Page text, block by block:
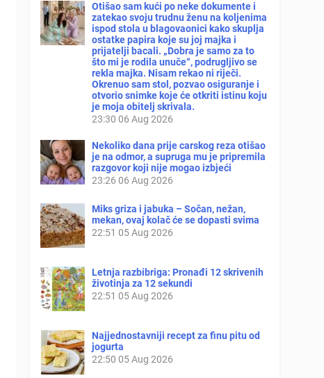
Otišao sam kući po neke dokumente i
zatekao svoju trudnu ženu na koljenima
ispod stola u blagovaonici kako skuplja
ostatke papira koje su joj majka i
prijatelji bacali. „Dobra je samo za to
što mi je rodila unuče“, podrugljivo se
rekla majka. Nisam rekao ni riječi.
Okrenuo sam stol, pozvao osiguranje i
otvorio snimke koje će otkriti istinu koju
je moja obitelj skrivala.
23:30 06 Aug 2026
Nekoliko dana prije carskog reza otišao
je na odmor, a supruga mu je pripremila
razgovor koji nije mogao izbjeći
23:26 06 Aug 2026
Miks griza i jabuka – Sočan, nežan,
mekan, ovaj kolač će se dopasti svima
22:51 05 Aug 2026
Letnja razbibriga: Pronađi 12 skrivenih
životinja za 12 sekundi
22:51 05 Aug 2026
Najjednostavniji recept za finu pitu od
jogurta
22:50 05 Aug 2026